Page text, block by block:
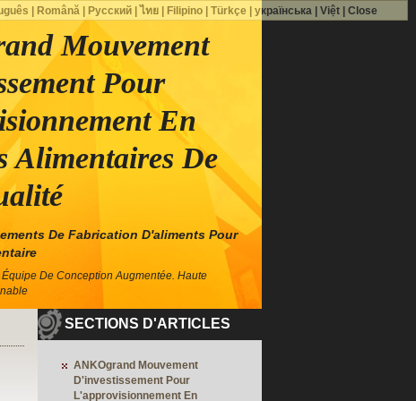
Mouvement
Pour
En
Alimentaires De
De Fabrication D'aliments Pour
De Conception Augmentée. Haute
SECTIONS D'ARTICLES
ANKOgrand Mouvement
D'investissement Pour
L'approvisionnement En
Română| Русский| ไทย| Filipino| Türkçe українська| Việt| Close